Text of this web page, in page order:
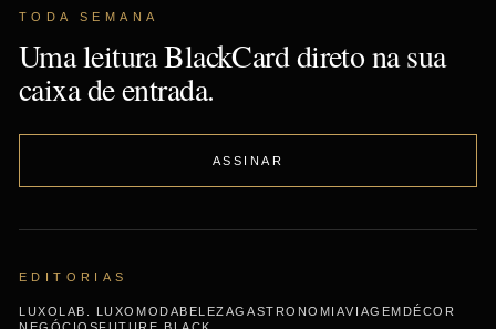
TODA SEMANA
Uma leitura BlackCard direto na sua
caixa de entrada.
ASSINAR
EDITORIAS
LUXO LAB. LUXO MODA BELEZAGASTRONOMIAVIAGEM DÉCOR